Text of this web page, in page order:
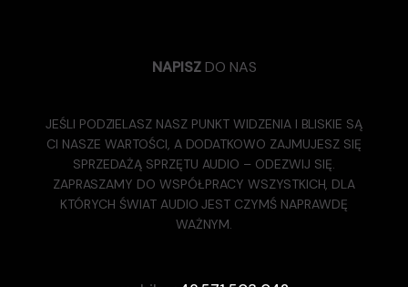
NAPISZ DO NAS
JEŚLI PODZIELASZ NASZ PUNKT WIDZENIA I BLISKIE SĄ
CI NASZE WARTOŚCI, A DODATKOWO ZAJMUJESZ SIĘ
SPRZEDAŻĄ SPRZĘTU AUDIO – ODEZWIJ SIĘ.
ZAPRASZAMY DO WSPÓŁPRACY WSZYSTKICH, DLA
KTÓRYCH ŚWIAT AUDIO JEST CZYMŚ NAPRAWDĘ
WAŻNYM.